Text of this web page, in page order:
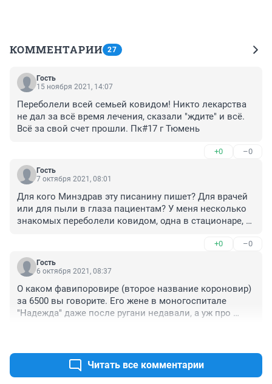
КОММЕНТАРИИ 27
Гость
15 ноября 2021, 14:07
Переболели всей семьей ковидом! Никто лекарства
не дал за всё время лечения, сказали "ждите" и всё.
Всё за свой счет прошли. Пк#17 г Тюмень
+0 –0
Гость
7 октября 2021, 08:01
Для кого Минздрав эту писанину пишет? Для врачей
или для пыли в глаза пациентам? У меня несколько
знакомых переболели ковидом, одна в стационаре,
давал! НИКОГО на углубленную диспансеризацию не
направили! Я переболела в январе 2020 года, очень
плохие последствия (одышка, утомляемость,
участковый терапевт и ряд специалистов,
отмахивались как могли и даже на анализ крови по
антителам не направили! Сегодня буквально
пол., т.к. указано, что отсутствует полное ведение
документации, результатов обследований и
направлений, из-за чего провести качественный
+0 –0
Гость
6 октября 2021, 08:37
О каком фавипоровире (второе название короновир)
за 6500 вы говорите. Его жене в моногоспитале
"Надежда" даже после ругани недавали, а уж про
препараты только на пользу.Читать все комментарии